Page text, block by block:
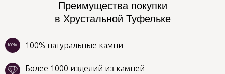
100% натуральные камни
100%
Преимущества покупки
в Хрустальной Туфельке
Более 1000 изделий из камней-